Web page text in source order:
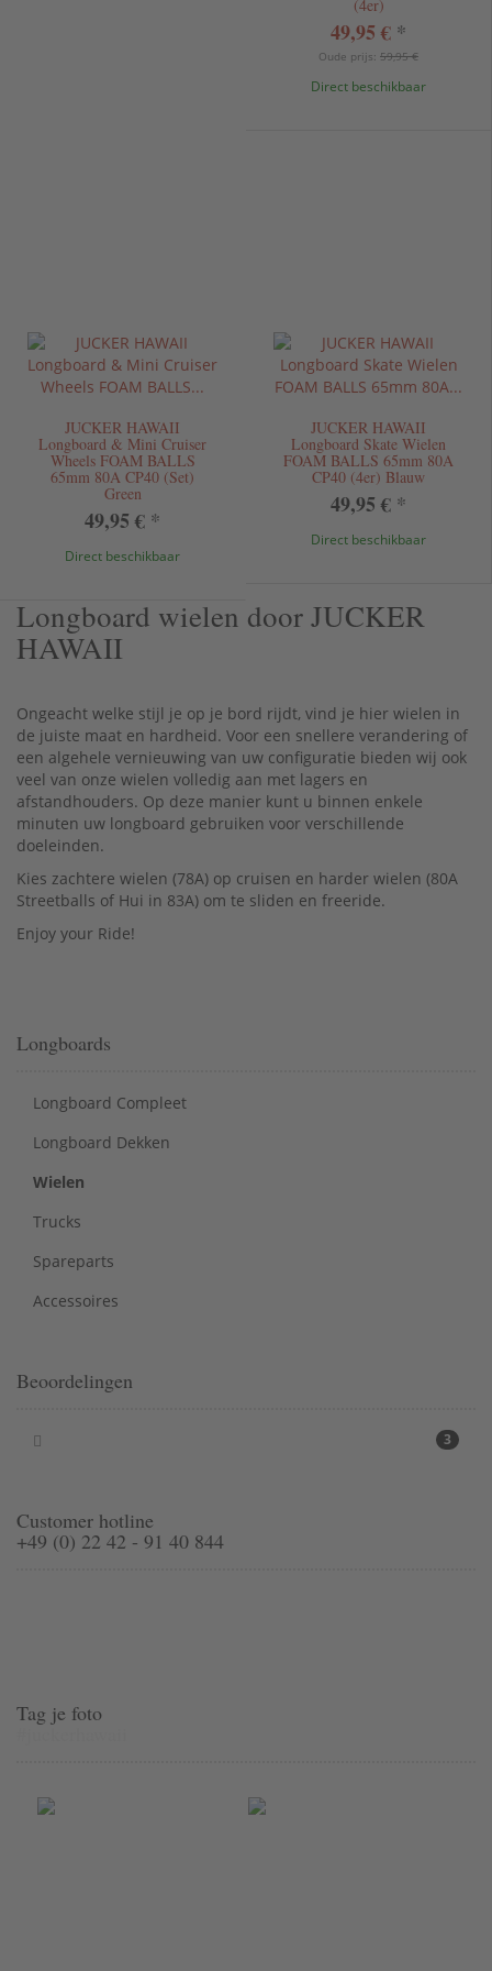
(4er)
49,95 € *
Oude prijs: 59,95 €
Direct beschikbaar
JUCKER HAWAII
Longboard & Mini Cruiser
Wheels FOAM BALLS
65mm 80A CP40 (Set)
Green
49,95 € *
Direct beschikbaar
JUCKER HAWAII
Longboard Skate Wielen
FOAM BALLS 65mm 80A
CP40 (4er) Blauw
49,95 € *
Direct beschikbaar
Longboard wielen door JUCKER
HAWAII
Ongeacht welke stijl je op je bord rijdt, vind je hier wielen in
de juiste maat en hardheid. Voor een snellere verandering of
een algehele vernieuwing van uw configuratie bieden wij ook
veel van onze wielen volledig aan met lagers en
afstandhouders. Op deze manier kunt u binnen enkele
minuten uw longboard gebruiken voor verschillende
doeleinden.
Kies zachtere wielen (78A) op cruisen en harder wielen (80A
Streetballs of Hui in 83A) om te sliden en freeride.
Enjoy your Ride!
Longboards
Longboard Compleet
Longboard Dekken
Wielen
Trucks
Spareparts
Accessoires
Beoordelingen
3
Customer hotline
+49 (0) 22 42 - 91 40 844
Tag je foto
#juckerhawaii